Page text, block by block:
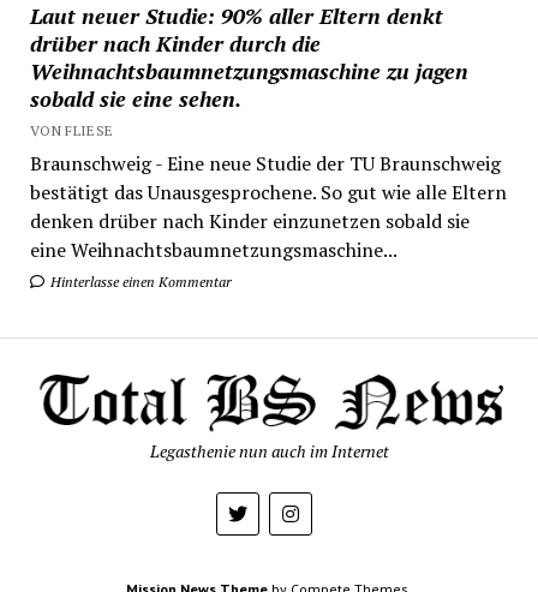
Laut neuer Studie: 90% aller Eltern denkt
drüber nach Kinder durch die
Weihnachtsbaumnetzungsmaschine zu jagen
sobald sie eine sehen.
VON FLIESE
Braunschweig - Eine neue Studie der TU Braunschweig
bestätigt das Unausgesprochene. So gut wie alle Eltern
denken drüber nach Kinder einzunetzen sobald sie
eine Weihnachtsbaumnetzungsmaschine...
Hinterlasse einen Kommentar
Legasthenie nun auch im Internet